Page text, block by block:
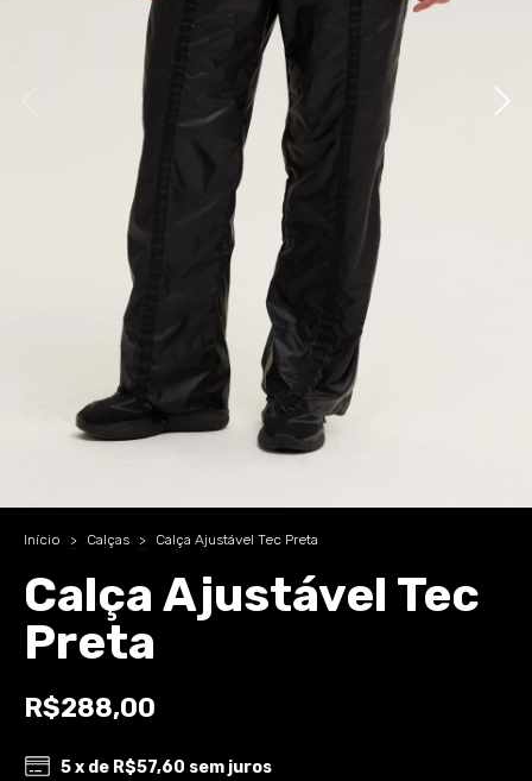
Início > Calças > Calça Ajustável Tec Preta
Calça Ajustável Tec
Preta
R$288,00
5x de R$57,60 sem juros